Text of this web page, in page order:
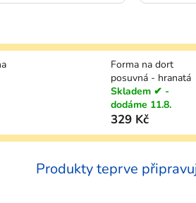
Forma na dort
posuvná - hranatá
Skladem ✔ -
dodáme 11.8.
329 Kč
Produkty teprve